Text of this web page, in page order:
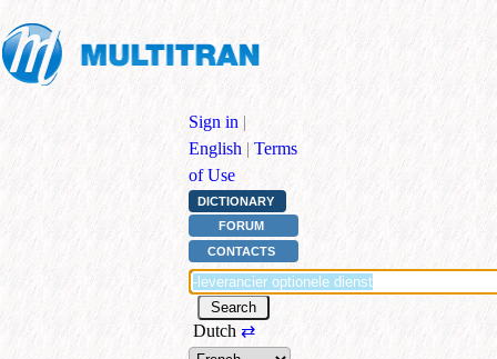
Sign in |
English | Terms
of Use
DICTIONARY
FORUM
CONTACTS
Dutch ⇄